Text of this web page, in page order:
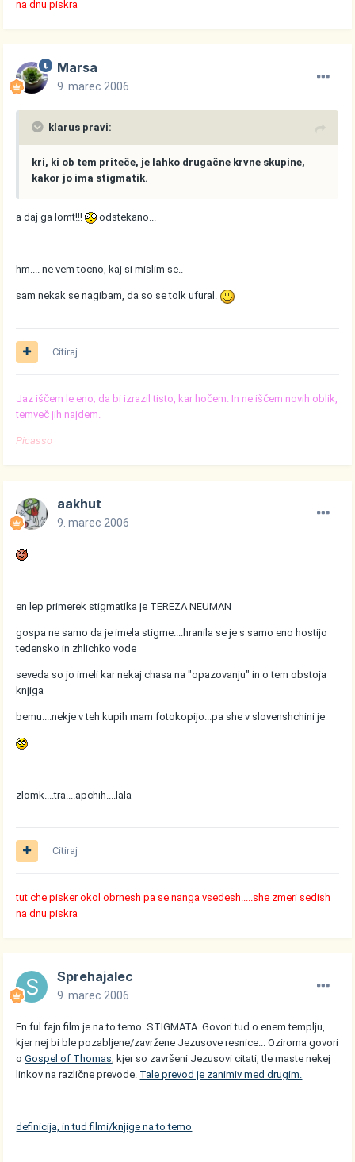
na dnu piskra
Marsa
9. marec 2006
klarus pravi:
kri, ki ob tem priteče, je lahko drugačne krvne skupine,
kakor jo ima stigmatik.
a daj ga lomt!!! odstekano...
hm.... ne vem tocno, kaj si mislim se..
sam nekak se nagibam, da so se tolk ufural.
Citiraj
Jaz iščem le eno; da bi izrazil tisto, kar hočem. In ne iščem novih oblik,
temveč jih najdem.
Picasso
aakhut
9. marec 2006
en lep primerek stigmatika je TEREZA NEUMAN
gospa ne samo da je imela stigme....hranila se je s samo eno hostijo
tedensko in zhlichko vode
seveda so jo imeli kar nekaj chasa na "opazovanju" in o tem obstoja
knjiga
bemu....nekje v teh kupih mam fotokopijo...pa she v slovenshchini je
zlomk....tra....apchih....lala
Citiraj
tut che pisker okol obrnesh pa se nanga vsedesh.....she zmeri sedish
na dnu piskra
Sprehajalec
9. marec 2006
En ful fajn film je na to temo. STIGMATA. Govori tud o enem templju,
kjer nej bi ble pozabljene/zavržene Jezusove resnice... Oziroma govori
oGospel of Thomas, kjer so završeni Jezusovi citati, tle maste nekej
linkov na različne prevode. Tale prevod je zanimiv med drugim.
definicija, in tud filmi/knjige na to temo